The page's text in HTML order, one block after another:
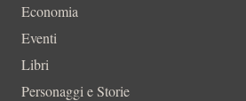
Economia
Eventi
Libri
Personaggi e Storie